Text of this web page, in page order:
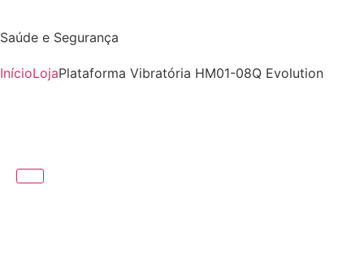
Saúde e Segurança
InícioLojaPlataforma Vibratória HM01-08Q Evolution